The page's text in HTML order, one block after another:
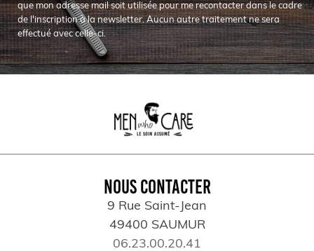
que mon adresse mail soit utilisée pour me recontacter dans le cadre
de l'inscription à la newsletter. Aucun autre traitement ne sera
effectué avec celle-ci.
NOUS CONTACTER
9 Rue Saint-Jean
49400 SAUMUR
06.23.00.20.41